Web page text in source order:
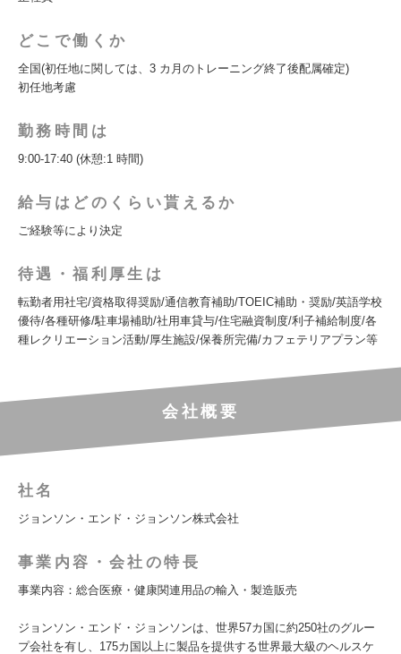
どこで働くか
全国(初任地に関しては、3 カ月のトレーニング終了後配属確定)
初任地考慮
勤務時間は
9:00-17:40 (休憩:1 時間)
給与はどのくらい貰えるか
ご経験等により決定
待遇・福利厚生は
転勤者用社宅/資格取得奨励/通信教育補助/TOEIC補助・奨励/英語学校
優待/各種研修/駐車場補助/社用車貸与/住宅融資制度/利子補給制度/各
種レクリエーション活動/厚生施設/保養所完備/カフェテリアプラン等
会社概要
社名
ジョンソン・エンド・ジョンソン株式会社
事業内容・会社の特長
事業内容：総合医療・健康関連用品の輸入・製造販売
ジョンソン・エンド・ジョンソンは、世界57カ国に約250社のグルー
プ会社を有し、175カ国以上に製品を提供する世界最大級のヘルスケ